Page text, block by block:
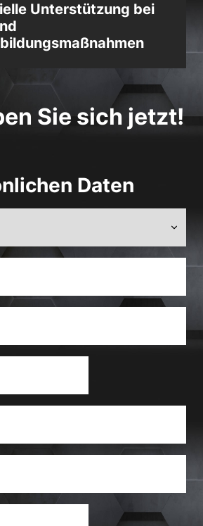
Unterstützung bei
Sie sich jetzt!
Daten